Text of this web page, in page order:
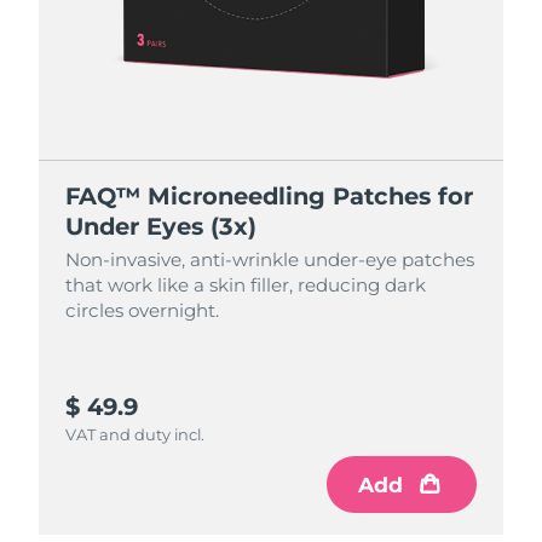
FAQ™ Microneedling Patches for
Under Eyes (3x)
Non-invasive, anti-wrinkle under-eye patches
that work like a skin filler, reducing dark
circles overnight.
$ 49.9
VAT and duty incl.
Add